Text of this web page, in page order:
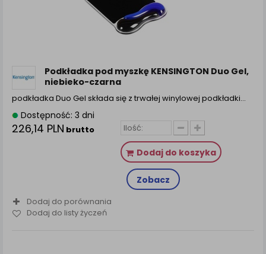
Podkładka pod myszkę KENSINGTON Duo Gel,
niebieko-czarna
podkładka Duo Gel składa się z trwałej winylowej podkładki…
Dostępność: 3 dni
226,14 PLN brutto
Dodaj do koszyka
Zobacz
Dodaj do porównania
Dodaj do listy życzeń
zamówienia na Państwa email lub wyświetlenie
Państwu prawidłowych informacji o promocjach czy
cenach indywidualnych, ważna jest Państwa
Każda Państwa zgoda jest dobrowolna i można ją w
dowolnym momencie wycofać.
Polityka prywatności (rozwiń)
Klauzula Informacyjna (rozwiń)
Lista Zaufanych Partnerów (rozwiń)